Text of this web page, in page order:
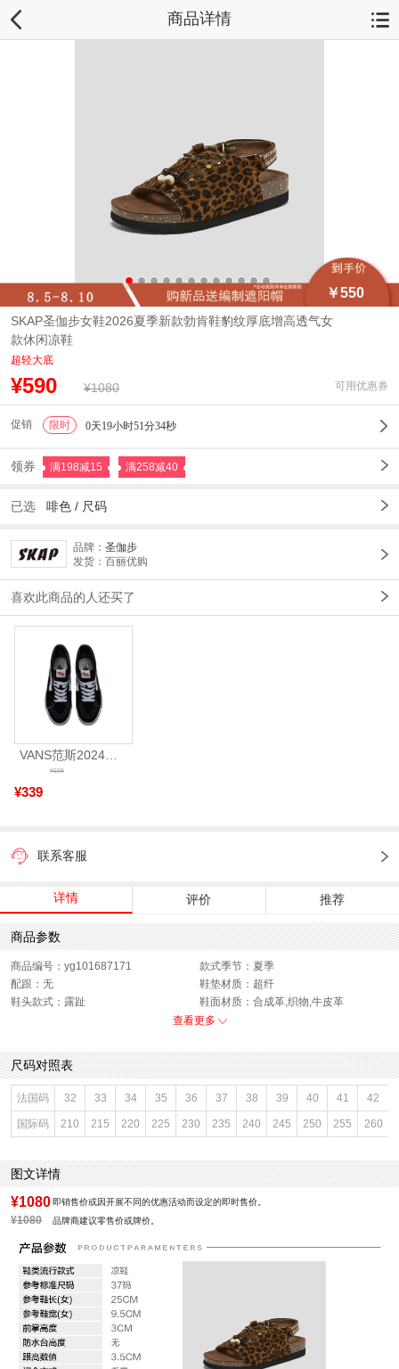
商品详情
￥550
SKAP圣伽步女鞋2026夏季新款勃肯鞋豹纹厚底增高透气女
款休闲凉鞋
超轻大底
¥590 ¥1080 可用优惠券
促销 限时 0天19小时51分32秒
领券 满198减15 满258减40
已选 啡色 / 尺码
品牌： 圣伽步
发货：百丽优购
喜欢此商品的人还买了
VANS范斯2024中性SK8-HiCL帆布鞋/硫化鞋VN000D5IB8C
¥339
¥599
联系客服
详情 评价 推荐
商品参数
商品编号：yg101687171
款式季节：夏季
配跟：无
鞋垫材质：超纤
鞋头款式：露趾
鞋面材质：合成革,织物,牛皮革
参考鞋长(女)：25CM
鞋跟形状：厚底
鞋面内里材质：猪皮革
性别：女子
皮质特征：软面皮
上市时间：2026年夏季
鞋底材质：橡胶底
参考鞋宽(女)：9.5CM
里料材质：猪皮革
色系：棕色
鞋类流行款式：凉鞋
闭合方式：系带
前掌高度：3CM
查看更多
尺码对照表
法国码 32 33 34 35 36 37 38 39 40 41 42
国际码 210 215 220 225 230 235 240 245 250 255 260
图文详情
¥1080 即销售价或因开展不同的优惠活动而设定的即时售价。
¥1080 品牌商建议零售价或牌价。